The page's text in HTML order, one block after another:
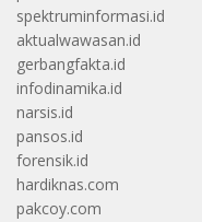
spektruminformasi.id
aktualwawasan.id
gerbangfakta.id
infodinamika.id
narsis.id
pansos.id
forensik.id
hardiknas.com
pakcoy.com